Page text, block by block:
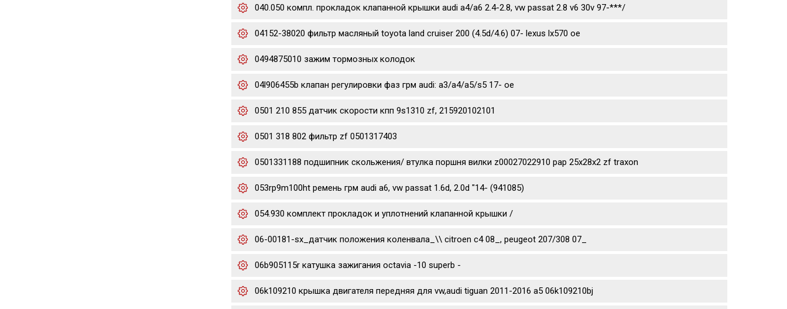
040.050 компл. прокладок клапанной крышки audi a4/a6 2.4-2.8, vw passat 2.8 v6 30v 97-***/
04152-38020 фильтр масляный toyota land cruiser 200 (4.5d/4.6) 07- lexus lx570 oe
0494875010 зажим тормозных колодок
04l906455b клапан регулировки фаз грм audi: a3/a4/a5/s5 17- oe
0501 210 855 датчик скорости кпп 9s1310 zf, 215920102101
0501 318 802 фильтр zf 0501317403
0501331188 подшипник скольжения/ втулка поршня вилки z00027022910 pap 25x28x2 zf traxon
053rp9m100ht ремень грм audi a6, vw passat 1.6d, 2.0d "14- (941085)
054.930 комплект прокладок и уплотнений клапанной крышки /
06-00181-sx_датчик положения коленвала_\\ citroen c4 08_, peugeot 207/308 07_
06b905115r катушка зажигания octavia -10 superb -
06k109210 крышка двигателя передняя для vw,audi tiguan 2011-2016 a5 06k109210bj